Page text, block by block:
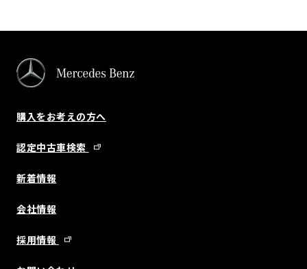
購入をお考えの方へ
認定中古車検索
新着情報
会社情報
採用情報